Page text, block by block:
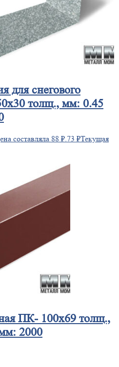
для снегового
толщ., мм: 0.45
составляла 88 ₽. 73 ₽Текущая
ПК- 100х69 толщ.,
2000